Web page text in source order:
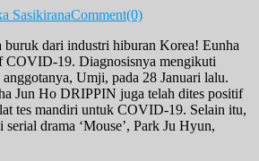
SasikiranaComment(0)
buruk dari industri hiburan Korea! Eunha
19. Diagnosisnya mengikuti
Umji, pada 28 Januari lalu.
Jun Ho DRIPPIN juga telah dites positif
tes mandiri untuk COVID-19. Selain itu,
drama ‘Mouse’, Park Ju Hyun,